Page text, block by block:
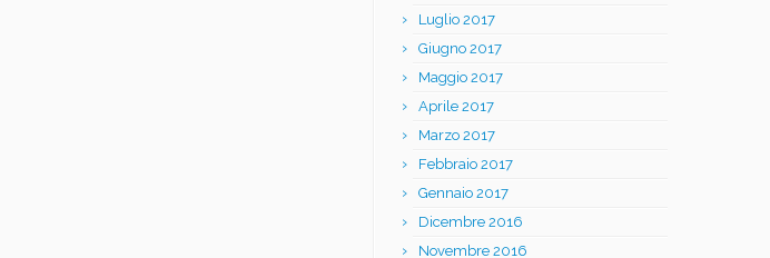
Luglio 2017
Giugno 2017
Maggio 2017
Aprile 2017
Marzo 2017
Febbraio 2017
Gennaio 2017
Dicembre 2016
Novembre 2016